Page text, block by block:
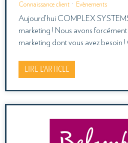
Connaissance client · Evènements
Aujourd’hui COMPLEX
marketing ! Nous avons
marketing dont vous avez besoin !
LIRE L'ARTICLE